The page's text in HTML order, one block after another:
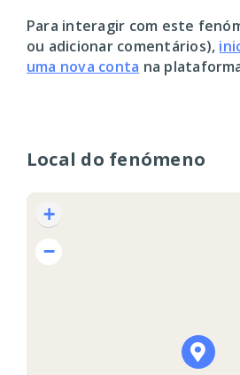
Local do fenómeno
+
−
Para interagir com este
ou adicionar comentários),
uma nova conta na